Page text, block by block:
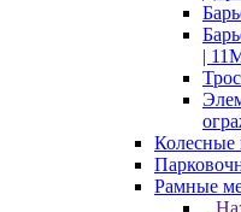
|
Колесные
Рамные